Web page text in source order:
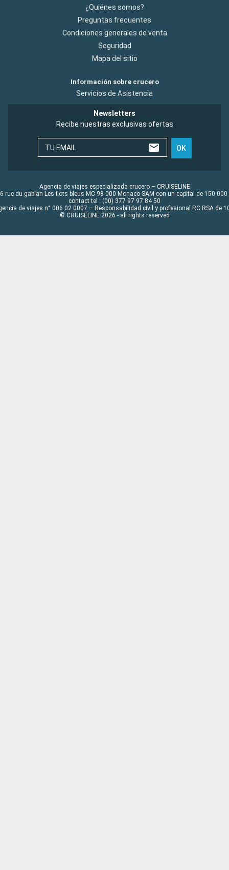
¿Quiénes somos?
Preguntas frecuentes
Condiciones generales de venta
Seguridad
Mapa del sitio
Información sobre crucero
Servicios de Asistencia
Newsletters
Recibe nuestras exclusivas ofertas
TU EMAIL OK
Agencia de viajes especializada crucero – CRUISELINE
rue du gabian Les flots bleus MC 98 000 Monaco SAM con un capital de 150 000
contact tel : (00) 377 97 97 84 50
de viajes n° 006 02 0007 – Responsabilidad civil y profesional RC RSA de
© CRUISELINE 2026 - all rights reserved